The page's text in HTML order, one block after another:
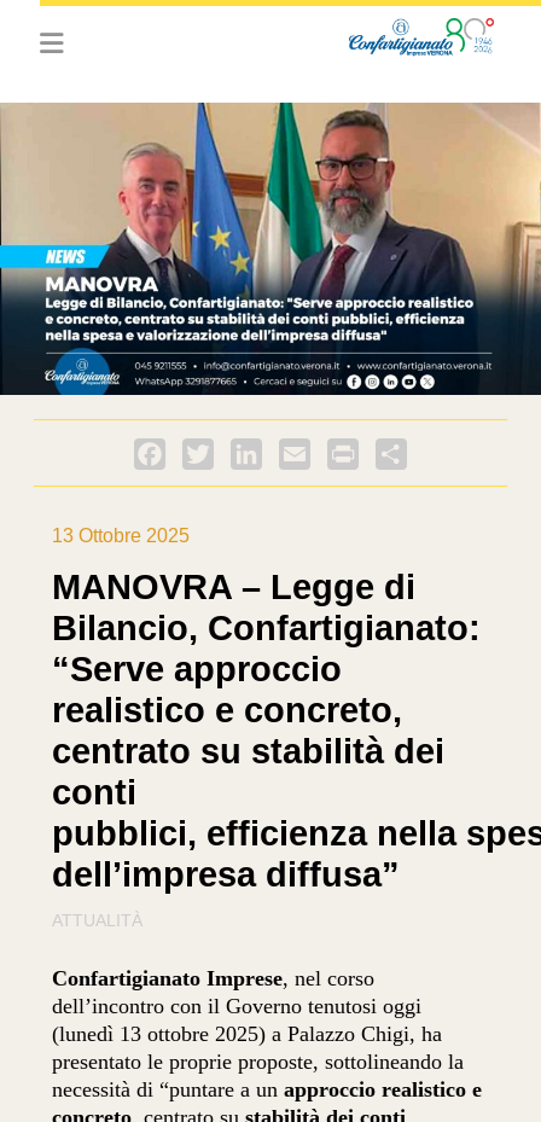
Facebook
Twitter LinkedInEmail PrintFriendly
13 Ottobre 2025
MANOVRA – Legge di
Bilancio, Confartigianato:
“Serve approccio
realistico e concreto,
centrato su stabilità dei
conti
pubblici, efficienza nella
dell’impresa diffusa”
ATTUALITÀ
Confartigianato Imprese, nel corso
dell’incontro con il Governo tenutosi oggi
(lunedì 13 ottobre 2025) a Palazzo Chigi, ha
presentato le proprie proposte, sottolineando la
necessità di “puntare a unapproccio realistico e